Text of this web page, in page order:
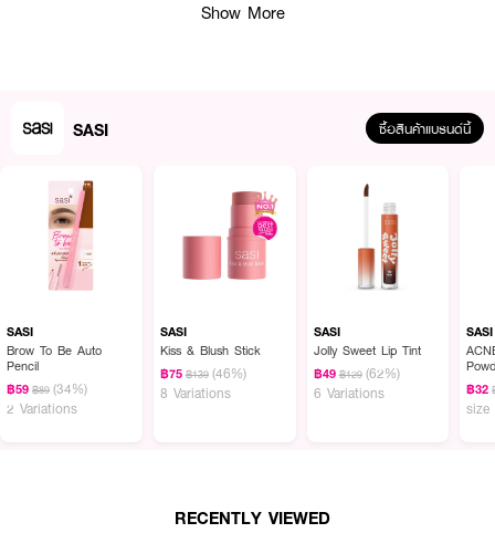
● ศศิ อะโฮลิค เจลลี่ ทินท์ บาล์ม
● บำรุงริมฝีปากด้วยสารสกัดจากธรรมชาติ 5 ชนิด
● ปราศจากพาราเบน แอลกอฮอล์ และมิเนอรัลออยล์
● มีให้เลือก 10 เฉดสี เหมาะกับทุกอันเดอร์โทน
● FDA Registration No.: 20-1-6700031117
สี
● 01 Shopaholic
Show More
SASI ซื้อสินค้าแบรนด์นี้
SASI
Brow To Be Auto
Pencil
฿59 ฿89 (34%)
2 Variations
SASI
Kiss & Blush Stick
฿75 ฿139 (46%)
8 Variations
SASI
Jolly Sweet Lip Tint
฿49 ฿129 (62%)
6 Variations
SASI
฿32
size
RECENTLY VIEWED